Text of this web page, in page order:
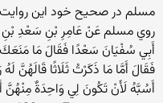
مسلم در صحيح خود اين روايت
روي مسلم عَنْ عَامِرِ بْنِ سَعْدِ بْنِ
أَبِي سُفْيَانَ سَعْدًا فَقَالَ مَا
فَقَالَ أَمَّا مَا ذَكَرْتُ ثَلَاثًا قَالَهُنَّ
أَسُبَّهُ لَأَنْ تَكُونَ لِي وَاحِدَةٌ